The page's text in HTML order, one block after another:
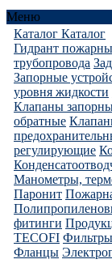
Меню
Каталог Каталог
Гидрант
трубопровода
Запорные
уровня жидкости
Клапаны
обратные
регулирующие
Манометры,
Паронит
фитинги
TECOFI Фильтры
Фланцы